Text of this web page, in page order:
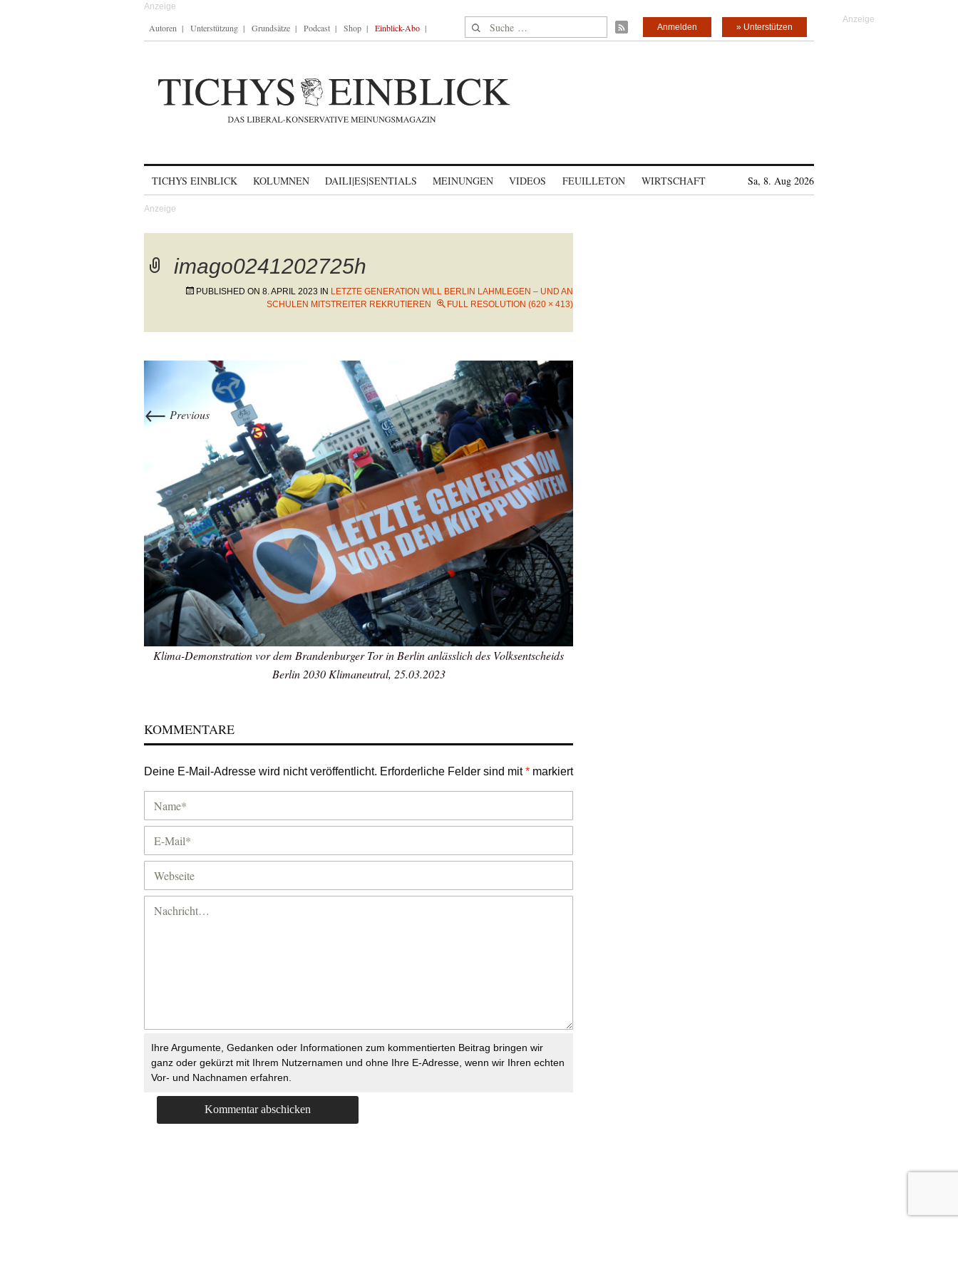
Autoren Unterstützung Grundsätze Podcast Shop Einblick-Abo Suche nach: » Unterstützen
Anmelden
TICHYS EINBLICK KOLUMNEN DAILI|ES|SENTIALS MEINUNGEN VIDEOS FEUILLETON WIRTSCHAFT Sa, 8. Aug 2026
imago0241202725h
PUBLISHED ON 8. APRIL 2023 IN LETZTE GENERATION WILL BERLIN LAHMLEGEN – UND AN
SCHULEN MITSTREITER REKRUTIEREN
FULL RESOLUTION (620 × 413)
← Previous
Klima-Demonstration vor dem Brandenburger Tor in Berlin anlässlich des Volksentscheids
Berlin 2030 Klimaneutral, 25.03.2023
KOMMENTARE
Deine E-Mail-Adresse wird nicht veröffentlicht. Erforderliche Felder sind mit* markiert
Ihre Argumente, Gedanken oder Informationen zum kommentierten Beitrag bringen wir
ganz oder gekürzt mit Ihrem Nutzernamen und ohne Ihre E-Adresse, wenn wir Ihren echten
Vor- und Nachnamen erfahren.